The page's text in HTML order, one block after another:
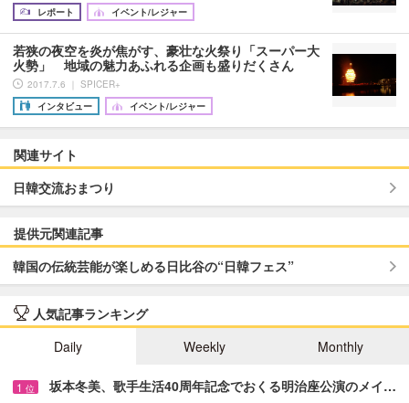
レポート イベント/レジャー
若狭の夜空を炎が焦がす、豪壮な火祭り「スーパー大
火勢」 地域の魅力あふれる企画も盛りだくさん
2017.7.6 ｜ SPICER+
インタビュー
イベント/レジャー
関連サイト
日韓交流おまつり
提供元関連記事
韓国の伝統芸能が楽しめる日比谷の“日韓フェス”
人気記事ランキング
Daily
Weekly Monthly
1 位 坂本冬美、歌手生活40周年記念でおくる明治座公演のメイ…